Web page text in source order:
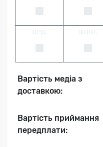
Вартість медіа з
доставкою:
Вартість приймання
передплати: